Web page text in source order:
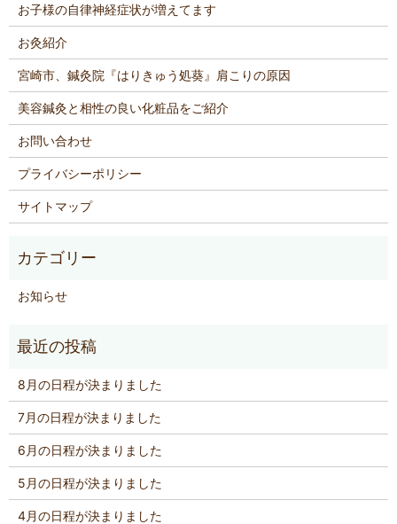
お子様の自律神経症状が増えてます
お灸紹介
宮崎市、鍼灸院『はりきゅう処葵』肩こりの原因
美容鍼灸と相性の良い化粧品をご紹介
お問い合わせ
プライバシーポリシー
サイトマップ
お知らせ
8月の日程が決まりました
7月の日程が決まりました
6月の日程が決まりました
5月の日程が決まりました
4月の日程が決まりました